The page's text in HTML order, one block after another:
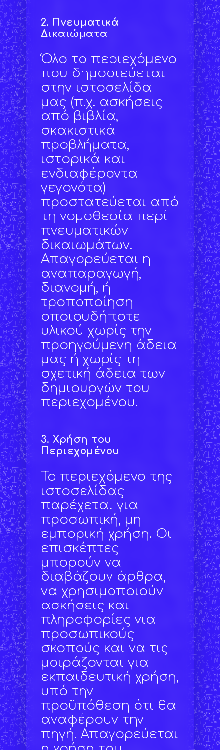
2. Πνευματικά
Δικαιώματα
Όλο το περιεχόμενο
που δημοσιεύεται
στην ιστοσελίδα
μας (π.χ. ασκήσεις
από βιβλία,
σκακιστικά
προβλήματα,
ιστορικά και
ενδιαφέροντα
γεγονότα)
προστατεύεται από
τη νομοθεσία περί
πνευματικών
δικαιωμάτων.
Απαγορεύεται η
αναπαραγωγή,
διανομή, ή
τροποποίηση
οποιουδήποτε
υλικού χωρίς την
προηγούμενη άδεια
μας ή χωρίς τη
σχετική άδεια των
δημιουργών του
περιεχομένου.
3. Χρήση του
Περιεχομένου
Το περιεχόμενο της
ιστοσελίδας
παρέχεται για
προσωπική, μη
εμπορική χρήση. Οι
επισκέπτες
μπορούν να
διαβάζουν άρθρα,
να χρησιμοποιούν
ασκήσεις και
πληροφορίες για
προσωπικούς
σκοπούς και να τις
μοιράζονται για
εκπαιδευτική χρήση,
υπό την
προϋπόθεση ότι θα
αναφέρουν την
πηγή. Απαγορεύεται